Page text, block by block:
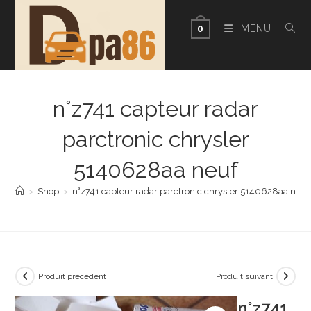
0 MENU
n°z741 capteur radar
parctronic chrysler
5140628aa neuf
> Shop > n°z741 capteur radar parctronic chrysler 5140628aa neuf
Produit précédent Produit suivant